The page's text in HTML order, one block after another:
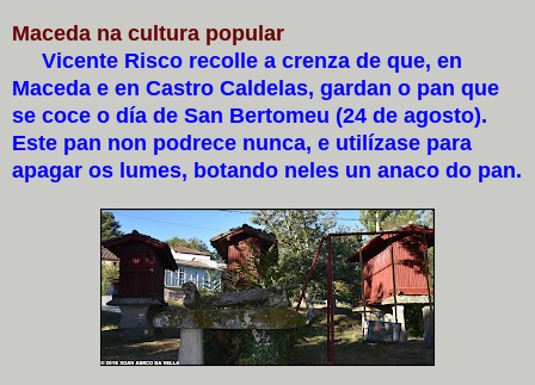
Maceda na cultura popular
Vicente Risco recolle a crenza de que, en
Maceda e en Castro Caldelas, gardan o pan que
se coce o día de San Bertomeu (24 de agosto).
Este pan non podrece nunca, e utilízase para
apagar os lumes, botando neles un anaco do pan.